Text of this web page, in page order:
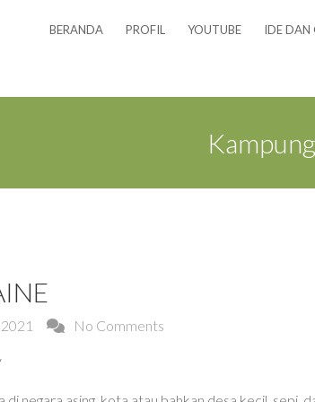
BERANDA PROFIL YOUTUBE IDE DAN
No Comments